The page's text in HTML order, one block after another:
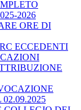
2026
ORE DI
ECCEDENTI